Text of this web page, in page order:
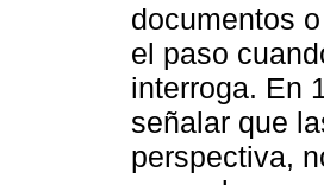
documentos
el paso
interroga. En
señalar que
perspectiva,